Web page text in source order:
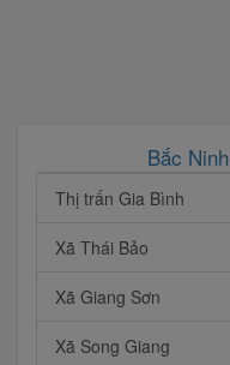
Bắc Ninh
Thị trấn Gia Bình
Xã Thái Bảo
Xã Giang Sơn
Xã Song Giang